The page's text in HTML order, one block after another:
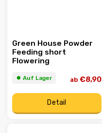
Green House Powder
Feeding short
Flowering
⏺︎ Auf Lager ab €8,90
Detail